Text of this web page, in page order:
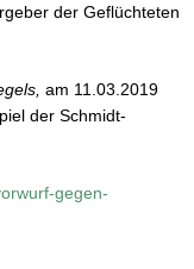
der Geflüchteten
am 11.03.2019
der Schmidt-
gegen-